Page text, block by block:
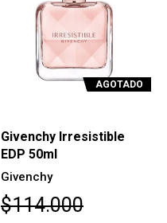
AGOTADO
Givenchy Irresistible
EDP 50ml
Givenchy
$114.000